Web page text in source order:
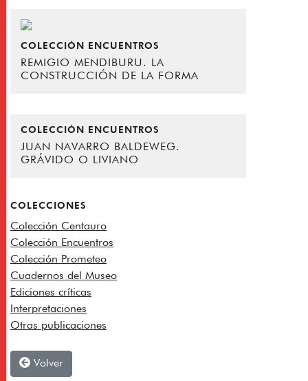
COLECCIÓN ENCUENTROS
REMIGIO MENDIBURU. LA
CONSTRUCCIÓN DE LA FORMA
COLECCIÓN ENCUENTROS
JUAN NAVARRO BALDEWEG.
GRÁVIDO O LIVIANO
COLECCIONES
Colección Centauro
Colección Encuentros
Colección Prometeo
Cuadernos del Museo
Ediciones críticas
Interpretaciones
Otras publicaciones
Volver